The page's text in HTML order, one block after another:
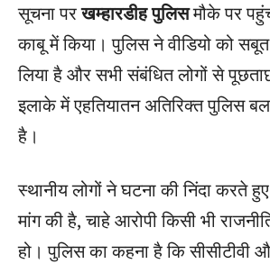
सूचना परखम्हारडीह पुलिसमौके पर
काबू में किया। पुलिस ने वीडियो को
लिया है और सभी संबंधित लोगों से
इलाके में एहतियातन अतिरिक्त पुलिस
है।
स्थानीय लोगों ने घटना की निंदा करते
मांग की है, चाहे आरोपी किसी भी
हो। पुलिस का कहना है कि सीसीटीवी